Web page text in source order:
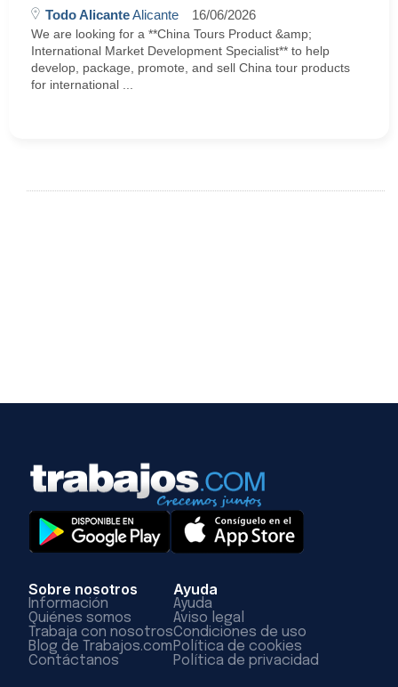
Todo AlicanteAlicante 16/06/2026
We are looking for a **China Tours Product &amp;
International Market Development Specialist** to help
develop, package, promote, and sell China tour products
for international ...
Sobre nosotros
Información
Quiénes somos
Trabaja con nosotros
Blog de Trabajos.com
Contáctanos
Ayuda
Ayuda
Aviso legal
Condiciones de uso
Política de cookies
Política de privacidad